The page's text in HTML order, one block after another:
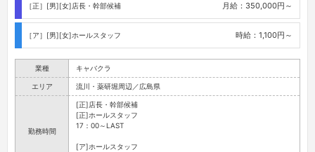
［正］[男][女]店長・幹部候補 月給：350,000円～
［ア］[男][女]ホールスタッフ 時給：1,100円～
業種 キャバクラ
エリア 流川・薬研堀周辺／広島県
勤務時間
[正]店長・幹部候補
[正]ホールスタッフ
17：00～LAST
[ア]ホールスタッフ